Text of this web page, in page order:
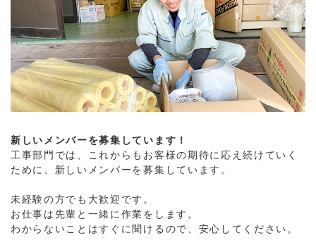
新しいメンバーを募集しています！
工事部門では、これからもお客様の期待に応え続けていく
ために、新しいメンバーを募集しています。
未経験の方でも大歓迎です。
お仕事は先輩と一緒に作業をします。
わからないことはすぐに聞けるので、安心してください。